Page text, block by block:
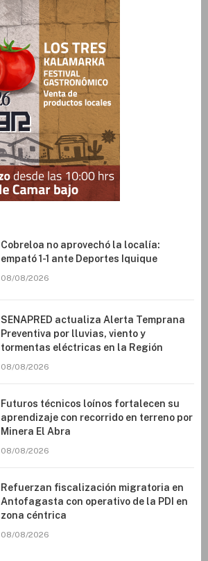
Cobreloa no aprovechó la localía:
empató 1-1 ante Deportes Iquique
08/08/2026
SENAPRED actualiza Alerta Temprana
Preventiva por lluvias, viento y
tormentas eléctricas en la Región
08/08/2026
Futuros técnicos loínos fortalecen su
aprendizaje con recorrido en terreno por
Minera El Abra
08/08/2026
Refuerzan fiscalización migratoria en
Antofagasta con operativo de la PDI en
zona céntrica
08/08/2026